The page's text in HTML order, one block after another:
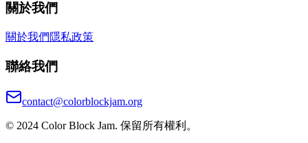
關於我們
關於我們 隱私政策
聯絡我們
contact@colorblockjam.org
© 2024 Color Block Jam. 保留所有權利。